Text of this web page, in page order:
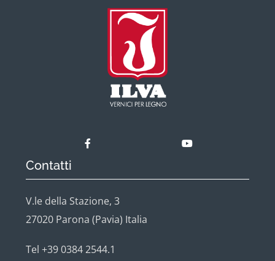
Contatti
V.le della Stazione, 3
27020 Parona (Pavia) Italia
Tel +39 0384 2544.1